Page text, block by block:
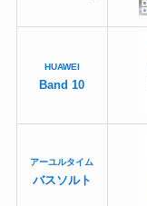
HUAWEI
Band 10
アーユルタイム
バスソルト